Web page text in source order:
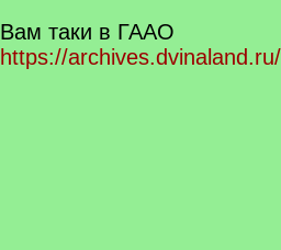
Вам таки в ГААО
https://